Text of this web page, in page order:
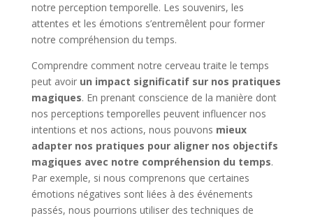
notre perception temporelle. Les souvenirs, les
attentes et les émotions s’entremêlent pour former
notre compréhension du temps.
Comprendre comment notre cerveau traite le temps
peut avoir un impact significatif sur nos pratiques
magiques. En prenant conscience de la manière dont
nos perceptions temporelles peuvent influencer nos
intentions et nos actions, nous pouvons mieux
adapter nos pratiques pour aligner nos objectifs
magiques avec notre compréhension du temps.
Par exemple, si nous comprenons que certaines
émotions négatives sont liées à des événements
passés, nous pourrions utiliser des techniques de